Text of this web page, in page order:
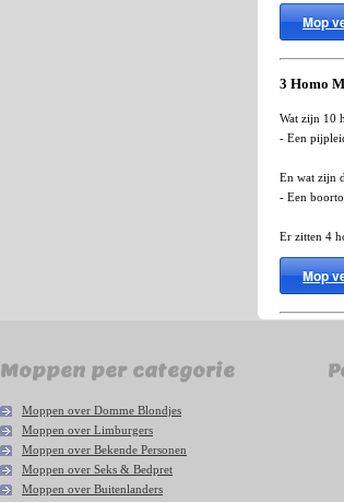
Mop
3 Homo
Wat zijn 10
- Een
En wat zijn
- Een
Er zitten 4
Mop
Moppen per categorie
Moppen over Domme Blondjes
Moppen over Limburgers
Moppen over Bekende Personen
Moppen over Seks & Bedpret
Moppen over Buitenlanders